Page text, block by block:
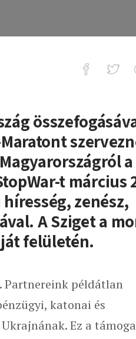
– A Sziget is
a
t március
zenész,
A Sziget a
felületén.
Partnereink példátlan
katonai és
Ez a